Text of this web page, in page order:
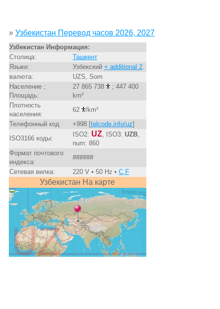
» Узбекистан Перевод часов 2026, 2027
Узбекистан Информация:
Столица:
Ташкент
Языки:
Узбекский + additional 2.
валюта:
UZS, Som
Население ;
Площадь:
27 865 738
; 447 400
km²
Плотность
населения:
62
/km²
Телефонный код
+998 [telcode.info/uz]
ISO3166 коды:
ISO2: UZ, ISO3: UZB,
num: 860
Формат почтового
индекса:
######
Сетевая вилка:
220 V • 50 Hz • C,F
Узбекистан На карте